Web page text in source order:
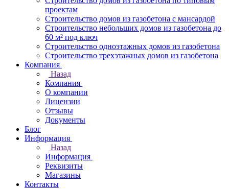
проектам
Строительство домов из газобетона с мансардой
Строительство небольших домов из газобетона до
60 м² под ключ
Строительство одноэтажных домов из газобетона
Строительство трехэтажных домов из газобетона
Компания
Назад
Компания
О компании
Лицензии
Отзывы
Документы
Блог
Информация
Назад
Информация
Реквизиты
Магазины
Контакты